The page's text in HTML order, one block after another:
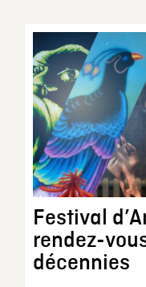
Festival
rendez-
décennies